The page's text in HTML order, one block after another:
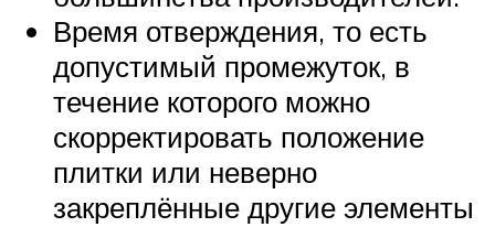
Время отверждения, то есть
допустимый промежуток, в
течение которого можно
скорректировать положение
плитки или неверно
закреплённые другие элементы